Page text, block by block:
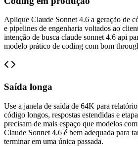
Aplique Claude Sonnet 4.6 a geração de
e pipelines de engenharia voltados ao
intenção de busca claude sonnet 4.6 api
modelo prático de coding com bom
Saída longa
Use a janela de saída de 64K para
código longos, respostas estendidas e
precisam de mais espaço que modelos
Claude Sonnet 4.6 é bem adequada para
terminar em uma única passada.